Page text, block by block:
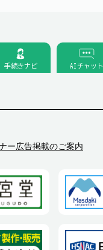
ー広告掲載のご案内
手続きナビ AIチャット